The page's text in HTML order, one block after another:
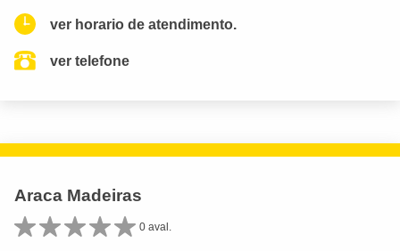
ver horario de atendimento.
ver telefone
Araca Madeiras
0 aval.